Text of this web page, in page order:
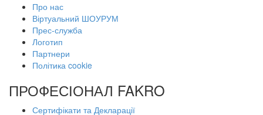
Про нас
Віртуальний ШОУРУМ
Прес-служба
Логотип
Партнери
Політика cookie
ПРОФЕСІОНАЛ FAKRO
Сертифікати та Декларації